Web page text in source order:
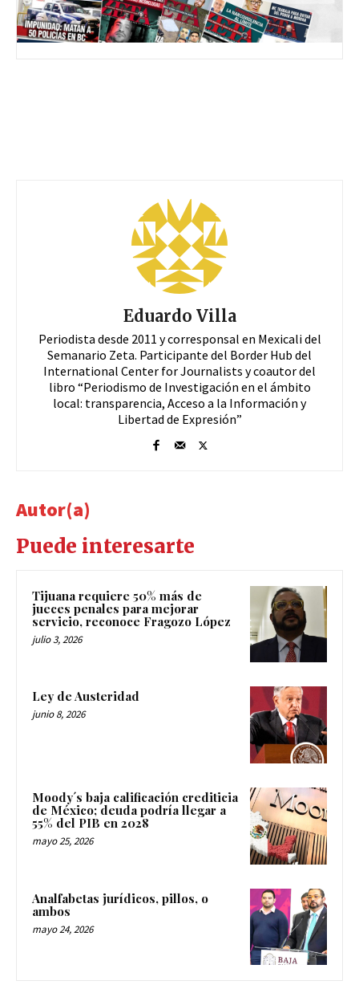
Eduardo Villa
Periodista desde 2011 y corresponsal en Mexicali del
Semanario Zeta. Participante del Border Hub del
International Center for Journalists y coautor del
libro “Periodismo de Investigación en el ámbito
local: transparencia, Acceso a la Información y
Libertad de Expresión”
Autor(a)
Puede interesarte
Tijuana requiere 50% más de
jueces penales para mejorar
servicio, reconoce Fragozo López
julio 3, 2026
Ley de Austeridad
junio 8, 2026
Moody´s baja calificación crediticia
de México; deuda podría llegar a
55% del PIB en 2028
mayo 25, 2026
Analfabetas jurídicos, pillos, o
ambos
mayo 24, 2026